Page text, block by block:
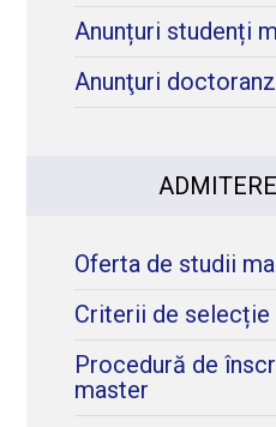
Anunțuri studenți
Anunţuri
Oferta de studii
Criterii de
Procedură de
master